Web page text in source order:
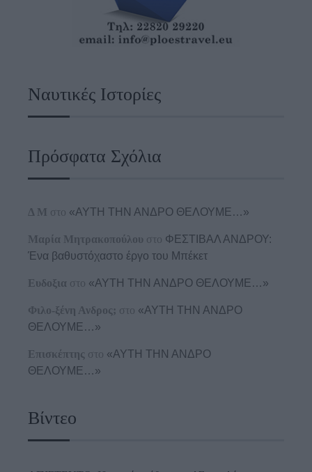
Ναυτικές Ιστορίες
Πρόσφατα Σχόλια
Δ Μ στο «ΑΥΤΗ ΤΗΝ ΑΝΔΡΟ ΘΕΛΟΥΜΕ…»
Μαρία Μητρακοπούλου στο ΦΕΣΤΙΒΑΛ ΑΝΔΡΟΥ:
Ένα βαθυστόχαστο έργο του Μπέκετ
Ευδοξια στο «ΑΥΤΗ ΤΗΝ ΑΝΔΡΟ ΘΕΛΟΥΜΕ…»
Φιλο-ξένη Ανδρος; στο «ΑΥΤΗ ΤΗΝ ΑΝΔΡΟ
ΘΕΛΟΥΜΕ…»
Επισκέπτης στο «ΑΥΤΗ ΤΗΝ ΑΝΔΡΟ
ΘΕΛΟΥΜΕ…»
Βίντεο